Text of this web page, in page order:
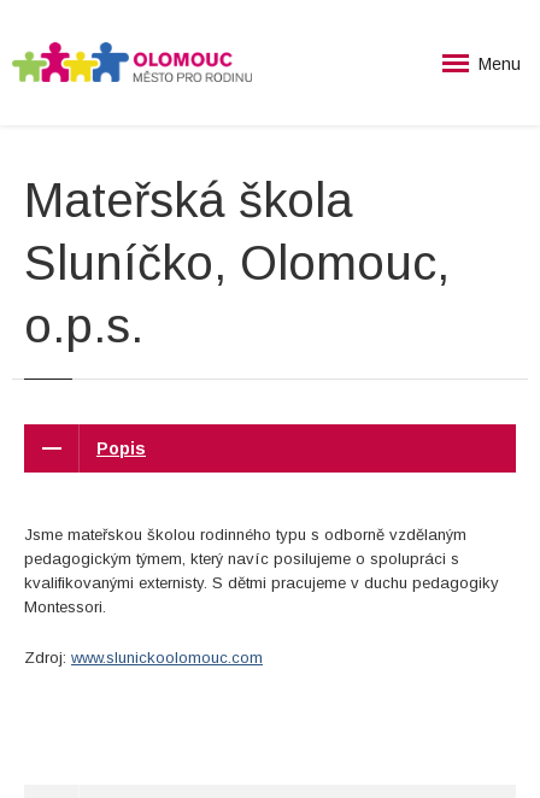
Menu
Mateřská škola
Sluníčko, Olomouc,
o.p.s.
Popis
Jsme mateřskou školou rodinného typu s odborně vzdělaným
pedagogickým týmem, který navíc posilujeme o spolupráci s
kvalifikovanými externisty. S dětmi pracujeme v duchu pedagogiky
Montessori.
Zdroj: www.slunickoolomouc.com